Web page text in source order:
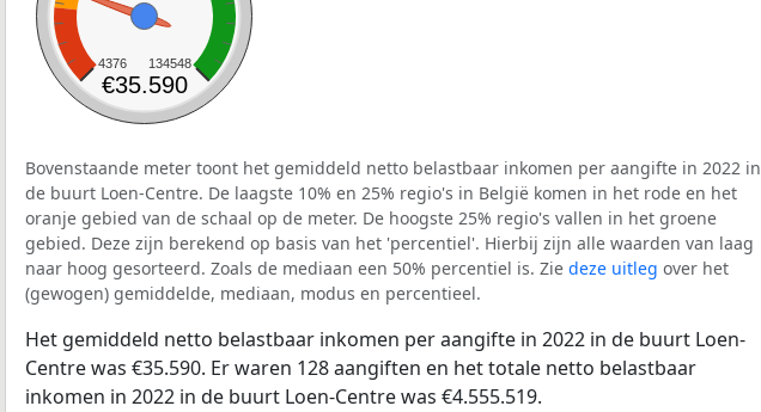
4376 134548
€35.590
Bovenstaande meter toont het gemiddeld netto belastbaar inkomen per aangifte in 2022 in
de buurt Loen-Centre. De laagste 10% en 25% regio's in België komen in het rode en het
oranje gebied van de schaal op de meter. De hoogste 25% regio's vallen in het groene
gebied. Deze zijn berekend op basis van het 'percentiel'. Hierbij zijn alle waarden van laag
naar hoog gesorteerd. Zoals de mediaan een 50% percentiel is. Zie deze uitleg over het
(gewogen) gemiddelde, mediaan, modus en percentieel.
Het gemiddeld netto belastbaar inkomen per aangifte in 2022 in de buurt Loen-
Centre was €35.590. Er waren 128 aangiften en het totale netto belastbaar
inkomen in 2022 in de buurt Loen-Centre was €4.555.519.